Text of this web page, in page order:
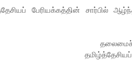
பேரியக்கத்தின் சார்பில்